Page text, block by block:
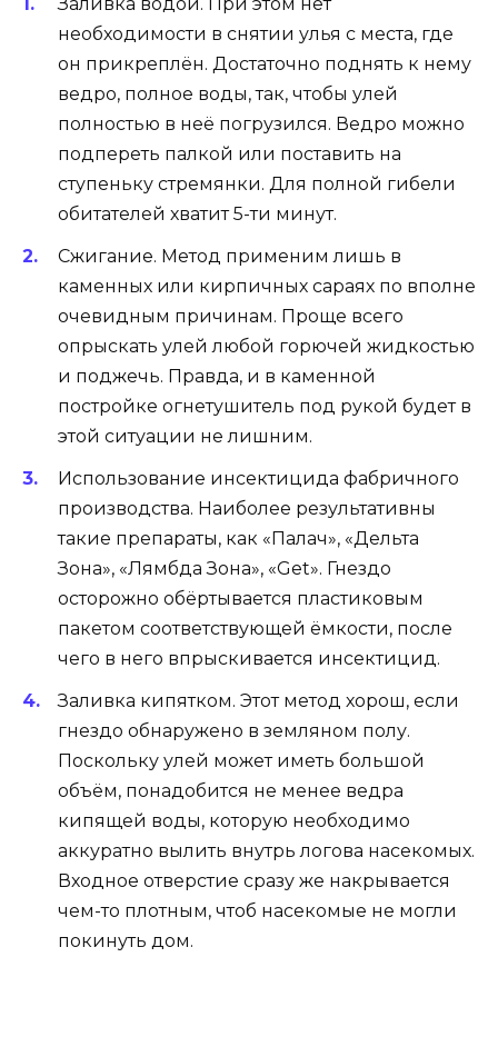
необходимости в снятии улья с места, где
он прикреплён. Достаточно поднять к нему
ведро, полное воды, так, чтобы улей
полностью в неё погрузился. Ведро можно
подпереть палкой или поставить на
ступеньку стремянки. Для полной гибели
обитателей хватит 5-ти минут.
Сжигание. Метод применим лишь в
каменных или кирпичных сараях по вполне
очевидным причинам. Проще всего
опрыскать улей любой горючей жидкостью
и поджечь. Правда, и в каменной
постройке огнетушитель под рукой будет в
этой ситуации не лишним.
Использование инсектицида фабричного
производства. Наиболее результативны
такие препараты, как «Палач», «Дельта
Зона», «Лямбда Зона», «Get». Гнездо
осторожно обёртывается пластиковым
пакетом соответствующей ёмкости, после
чего в него впрыскивается инсектицид.
Заливка кипятком. Этот метод хорош, если
гнездо обнаружено в земляном полу.
Поскольку улей может иметь большой
объём, понадобится не менее ведра
кипящей воды, которую необходимо
аккуратно вылить внутрь логова насекомых.
Входное отверстие сразу же накрывается
чем-то плотным, чтоб насекомые не могли
покинуть дом.